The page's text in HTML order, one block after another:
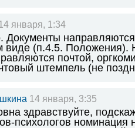
января, 1:34
Документы
виде (п.4.5. Положения).
почтой,
штемпель (не
14 января, 3:35
здравствуйте,
психологов номинация